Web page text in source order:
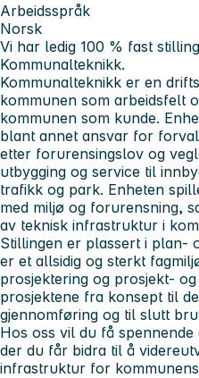
Arbeidsspråk
Norsk
Vi har ledig 100 % fast
Kommunalteknikk.
Kommunalteknikk er en
kommunen som arbeidsfelt
kommunen som kunde.
blant annet ansvar for
etter forurensingslov og
utbygging og service til
trafikk og park. Enheten
med miljø og forurensning,
av teknisk infrastruktur i
Stillingen er plassert i plan-
er et allsidig og sterkt
prosjektering og prosjekt-
prosjektene fra konsept til
gjennomføring og til slutt
Hos oss vil du få
der du får bidra til å
infrastruktur for